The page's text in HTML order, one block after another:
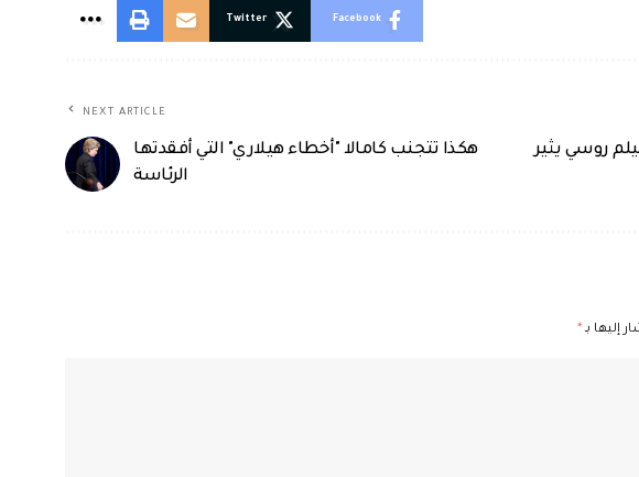
Facebook
Twitter
روسي يثير
NEXT ARTICLE
هكذا تتجنب كامالا "أخطاء هيلاري" التي أفقدتها
الرئاسة
إليها بـ*